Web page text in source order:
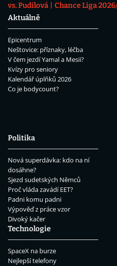
vs. Pudilová
Chance Liga
Aktuálně
Epicentrum
Neštovice: příznaky, léčba
V čem jezdí Yamal a Mesii?
Kvízy pro seniory
Kalendář úplňků 2026
Co je bodycount?
Politika
Nová superdávka: kdo na ní
dosáhne?
Sjezd sudetských Němců
Proč vláda zavádí EET?
Padni komu padni
Výpověď z práce vzor
Divoký kačer
Technologie
SpaceX na burze
Nejlepší telefony